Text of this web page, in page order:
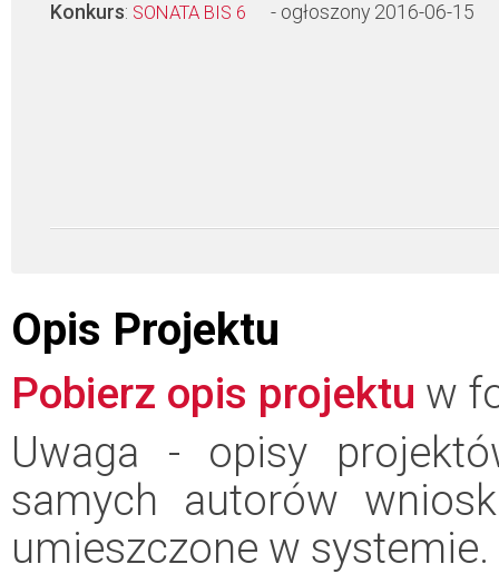
Konkurs: SONATA BIS 6 - ogłoszony 2016-06-15
Opis Projektu
Pobierz opis projektu w
Uwaga - opisy
samych autorów
umieszczone w systemie.